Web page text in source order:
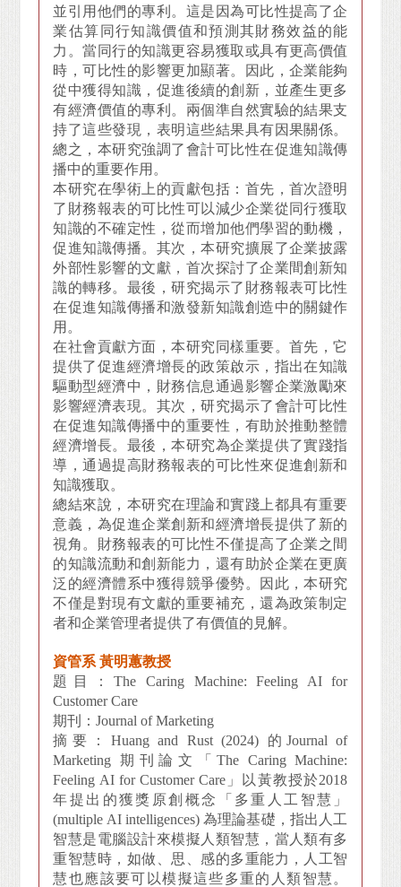
並引用他們的專利。這是因為可比性提高了企
業估算同行知識價值和預測其財務效益的能
力。當同行的知識更容易獲取或具有更高價值
時，可比性的影響更加顯著。因此，企業能夠
從中獲得知識，促進後續的創新，並產生更多
有經濟價值的專利。兩個準自然實驗的結果支
持了這些發現，表明這些結果具有因果關係。
總之，本研究強調了會計可比性在促進知識傳
播中的重要作用。
本研究在學術上的貢獻包括：首先，首次證明
了財務報表的可比性可以減少企業從同行獲取
知識的不確定性，從而增加他們學習的動機，
促進知識傳播。其次，本研究擴展了企業披露
外部性影響的文獻，首次探討了企業間創新知
識的轉移。最後，研究揭示了財務報表可比性
在促進知識傳播和激發新知識創造中的關鍵作
用。
在社會貢獻方面，本研究同樣重要。首先，它
提供了促進經濟增長的政策啟示，指出在知識
驅動型經濟中，財務信息通過影響企業激勵來
影響經濟表現。其次，研究揭示了會計可比性
在促進知識傳播中的重要性，有助於推動整體
經濟增長。最後，本研究為企業提供了實踐指
導，通過提高財務報表的可比性來促進創新和
知識獲取。
總結來說，本研究在理論和實踐上都具有重要
意義，為促進企業創新和經濟增長提供了新的
視角。財務報表的可比性不僅提高了企業之間
的知識流動和創新能力，還有助於企業在更廣
泛的經濟體系中獲得競爭優勢。因此，本研究
不僅是對現有文獻的重要補充，還為政策制定
者和企業管理者提供了有價值的見解。
資管系 黃明蕙教授
題目：The Caring Machine: Feeling AI for
Customer Care
期刊：Journal of Marketing
摘要：Huang and Rust (2024) 的Journal of
Marketing 期刊論文「The Caring Machine:
Feeling AI for Customer Care」以黃教授於2018
年提出的獲獎原創概念「多重人工智慧」
(multiple AI intelligences) 為理論基礎，指出人工
智慧是電腦設計來模擬人類智慧，當人類有多
重智慧時，如做、思、感的多重能力，人工智
慧也應該要可以模擬這些多重的人類智慧。